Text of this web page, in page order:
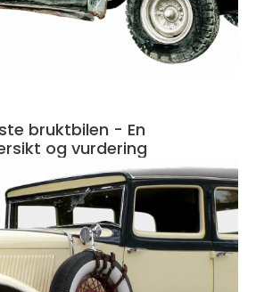
bruktbilen - En
og vurdering